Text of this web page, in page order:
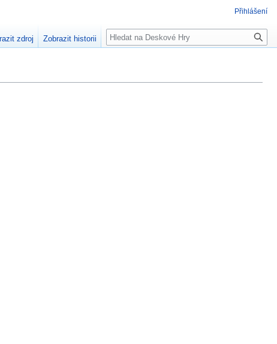
Přihlášení
zdroj Zobrazit historii Hledat